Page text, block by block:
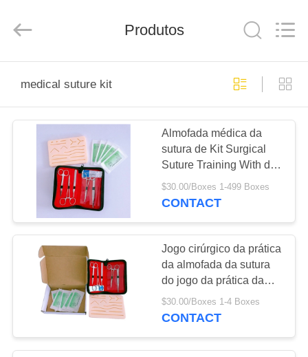
PRODUTOS
SOBRE
EXCURSÃO
FÁBRICA
CONTROLE
DA
Trading
Produtos
medical suture kit
Almofada médica da
sutura de Kit Surgical
Suture Training With da
prática da sutura
$30.00/Boxes 1-499 Boxes
CONTACT
Jogo cirúrgico da prática
da almofada da sutura
do jogo da prática da
sutura do treinamento da
cirurgia
$30.00/Boxes 1-4 Boxes
CONTACT